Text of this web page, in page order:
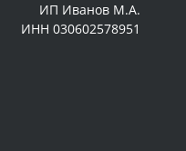
ИП Иванов М.А.
ИНН 030602578951